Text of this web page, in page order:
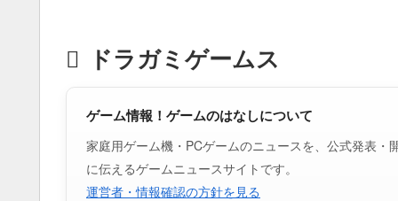
ドラガミゲームス
ゲーム情報！ゲームのはなしについて
家庭用ゲーム機・PCゲームのニュースを、公式発表
に伝えるゲームニュースサイトです。
運営者・情報確認の方針を見る